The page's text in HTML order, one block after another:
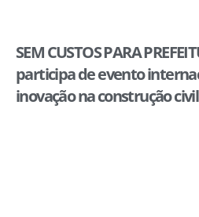
SEM CUSTOS PARA
participa de evento
inovação na construção